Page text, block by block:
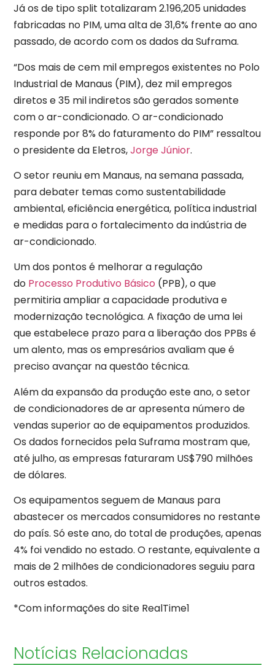
Já os de tipo split totalizaram 2.196,205 unidades
fabricadas no PIM, uma alta de 31,6% frente ao ano
passado, de acordo com os dados da Suframa.
“Dos mais de cem mil empregos existentes no Polo
Industrial de Manaus (PIM), dez mil empregos
diretos e 35 mil indiretos são gerados somente
com o ar-condicionado. O ar-condicionado
responde por 8% do faturamento do PIM” ressaltou
o presidente da Eletros,Jorge Júnior.
O setor reuniu em Manaus, na semana passada,
para debater temas como sustentabilidade
ambiental, eficiência energética, política industrial
e medidas para o fortalecimento da indústria de
ar-condicionado.
Um dos pontos é melhorar a regulação
do Processo Produtivo Básico (PPB), o que
permitiria ampliar a capacidade produtiva e
modernização tecnológica. A fixação de uma lei
que estabelece prazo para a liberação dos PPBs é
um alento, mas os empresários avaliam que é
preciso avançar na questão técnica.
Além da expansão da produção este ano, o setor
de condicionadores de ar apresenta número de
vendas superior ao de equipamentos produzidos.
Os dados fornecidos pela Suframa mostram que,
até julho, as empresas faturaram US$790 milhões
de dólares.
Os equipamentos seguem de Manaus para
abastecer os mercados consumidores no restante
do país. Só este ano, do total de produções, apenas
4% foi vendido no estado. O restante, equivalente a
mais de 2 milhões de condicionadores seguiu para
outros estados.
*Com informações do site RealTime1
Notícias Relacionadas